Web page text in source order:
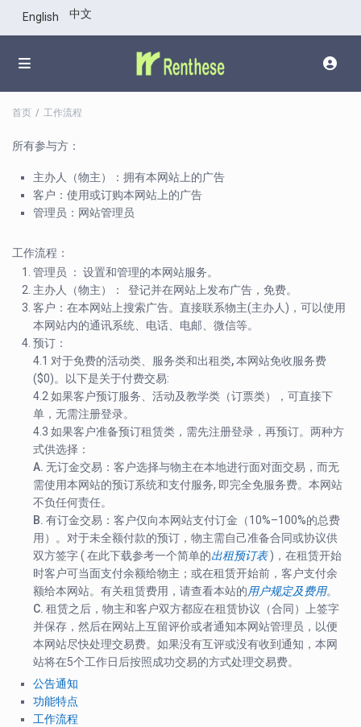
English 中文
首页 工作流程
所有参与方：
主办人（物主）：拥有本网站上的广告
客户：使用或订购本网站上的广告
管理员：网站管理员
工作流程：
管理员 ： 设置和管理的本网站服务。
主办人（物主）： 登记并在网站上发布广告，免费。
客户：在本网站上搜索广告。直接联系物主(主办人)，可以使用
本网站内的通讯系统、电话、电邮、微信等。
预订：
4.1 对于免费的活动类、服务类和出租类,本网站免收服务费
($0)。以下是关于付费交易:
4.2 如果客户预订服务、活动及教学类 （订票类），可直接下
单，无需注册登录。
4.3 如果客户准备预订租赁类 ，需先注册登录，再预订。两种方
式供选择：
A. 无订金交易：客户选择与物主在本地进行面对面交易，而无
需使用本网站的预订系统和支付服务, 即完全免服务费。本网站
不负任何责任。
B. 有订金交易：客户仅向本网站支付订金（10%–100%的总费
用）。对于未全额付款的预订，物主需自己准备合同或协议供
双方签字 ( 在此下载参考一个简单的出租预订表)，在租赁开始
时客户可当面支付余额给物主；或在租赁开始前，客户支付余
额给本网站。有关租赁费用，请查看本站的用户规定及费用。
C. 租赁之后，物主和客户双方都应在租赁协议（合同）上签字
并保存，然后在网站上互留评价或者通知本网站管理员，以便
本网站尽快处理交易费。如果没有互评或没有收到通知，本网
站将在5个工作日后按照成功交易的方式处理交易费。
公告通知
功能特点
工作流程